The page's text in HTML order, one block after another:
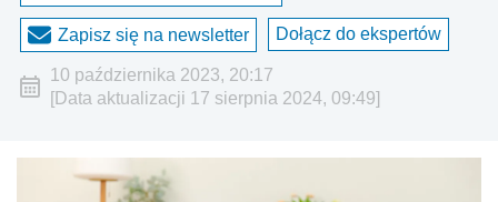
Zapisz się na newsletter Dołącz do ekspertów
10 października 2023, 20:17
[Data aktualizacji 17 sierpnia 2024, 09:49]